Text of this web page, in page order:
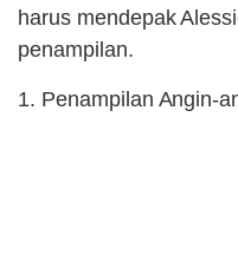
harus mendepak
penampilan.
1. Penampilan Angin-